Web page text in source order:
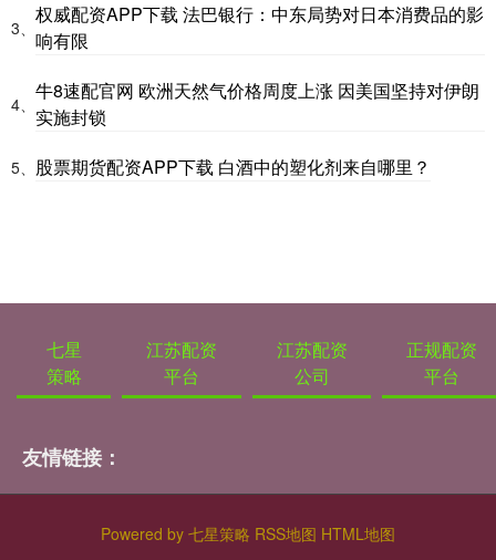
3、
权威配资APP下载 法巴银行：中东局势对日本消费品的影
响有限
4、
牛8速配官网 欧洲天然气价格周度上涨 因美国坚持对伊朗
实施封锁
5、 股票期货配资APP下载 白酒中的塑化剂来自哪里？
七星
策略
江苏配资
平台
江苏配资
公司
正规配资
平台
友情链接：
Powered by 七星策略 RSS地图 HTML地图